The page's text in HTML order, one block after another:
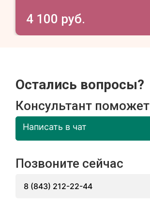
4 100 руб.
Остались вопросы?
Консультант поможет
Написать в чат
Позвоните сейчас
8 (843) 212-22-44